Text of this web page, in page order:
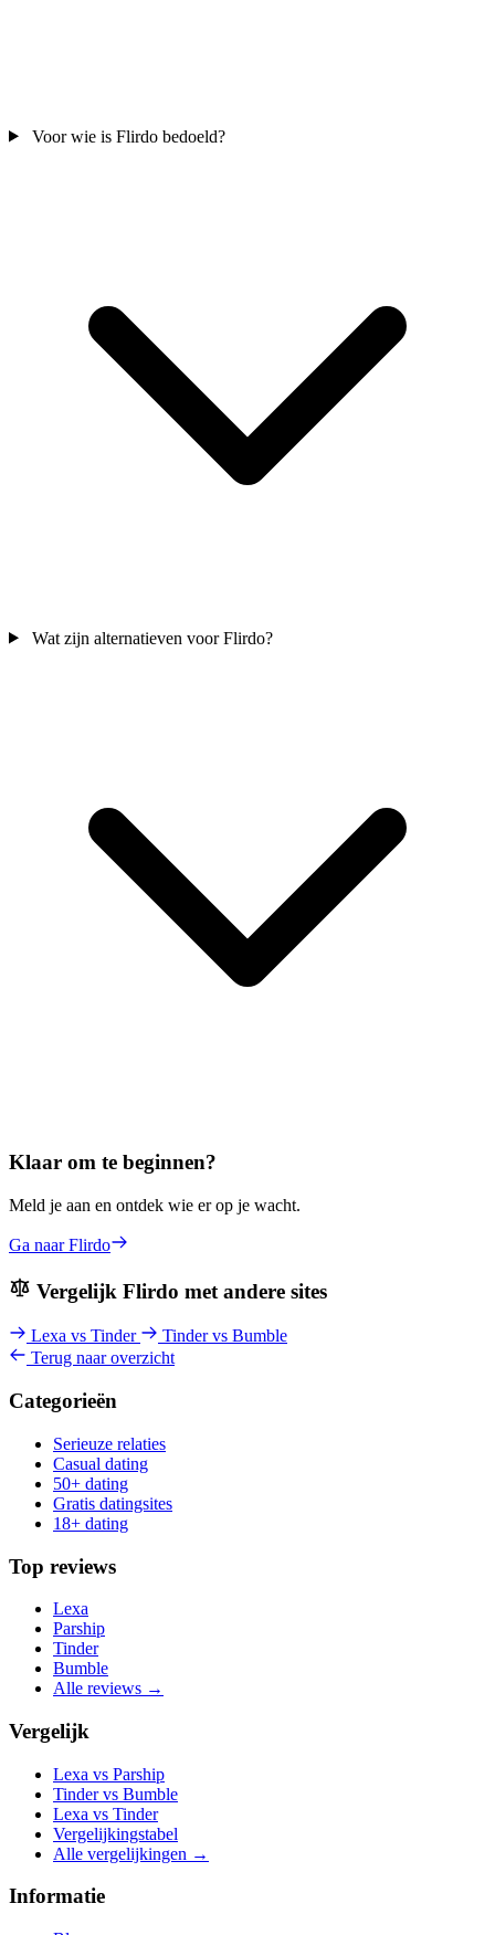
Voor wie is Flirdo bedoeld?
Wat zijn alternatieven voor Flirdo?
Klaar om te beginnen?
Meld je aan en ontdek wie er op je wacht.
Ga naar Flirdo
Vergelijk Flirdo met andere sites
Lexa vs Tinder
Tinder vs Bumble
Terug naar overzicht
Categorieën
Serieuze relaties
Casual dating
50+ dating
Gratis datingsites
18+ dating
Top reviews
Lexa
Parship
Tinder
Bumble
Alle reviews →
Vergelijk
Lexa vs Parship
Tinder vs Bumble
Lexa vs Tinder
Vergelijkingstabel
Alle vergelijkingen →
Informatie